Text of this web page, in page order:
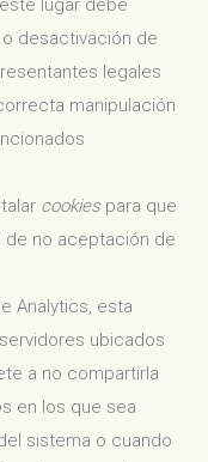
lugar debe
desactivación de
legales
manipulación
cookies para que
de no aceptación de
Analytics, esta
ubicados
a no compartirla
en los que sea
sistema o cuando